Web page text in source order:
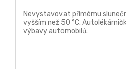
Nevystavovat přímému
vyšším než 50 °C.
výbavy automobilů.